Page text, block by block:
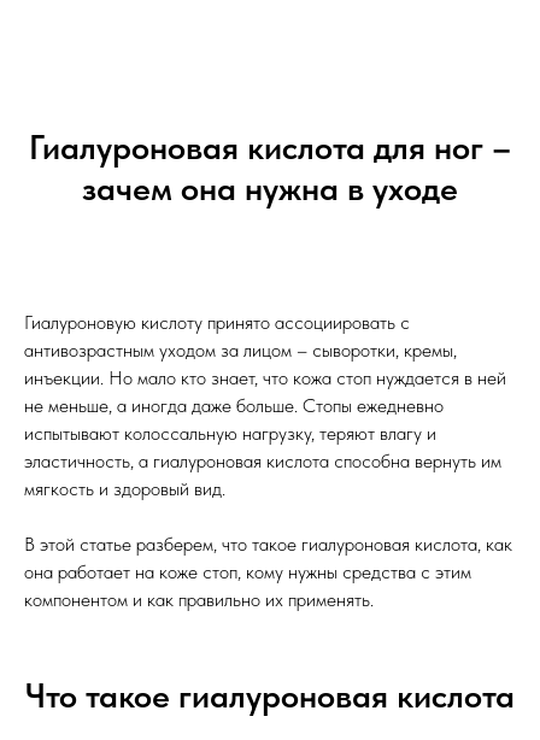
Гиалуроновая кислота для ног –
зачем она нужна в уходе
Гиалуроновую кислоту принято ассоциировать с
антивозрастным уходом за лицом – сыворотки, кремы,
инъекции. Но мало кто знает, что кожа стоп нуждается в ней
не меньше, а иногда даже больше. Стопы ежедневно
испытывают колоссальную нагрузку, теряют влагу и
эластичность, а гиалуроновая кислота способна вернуть им
мягкость и здоровый вид.
В этой статье разберем, что такое гиалуроновая кислота, как
она работает на коже стоп, кому нужны средства с этим
компонентом и как правильно их применять.
Что такое гиалуроновая кислота